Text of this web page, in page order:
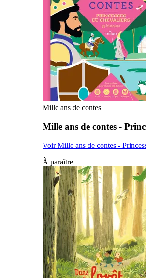
Mille ans de contes
Mille ans de contes -
Voir Mille ans de contes -
À paraître